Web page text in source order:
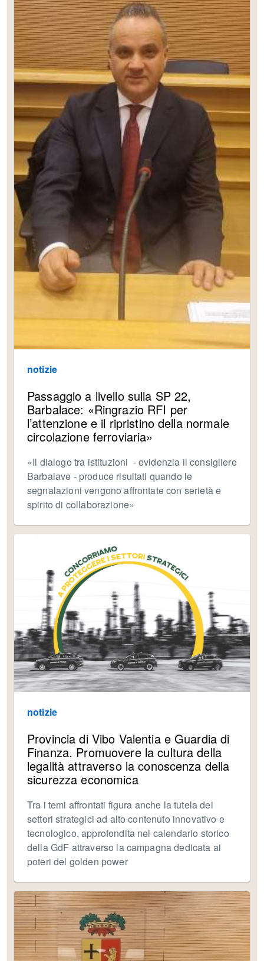
notizie
Passaggio a livello sulla SP 22,
Barbalace: «Ringrazio RFI per
l’attenzione e il ripristino della normale
circolazione ferroviaria»
«Il dialogo tra istituzioni - evidenzia il consigliere
Barbalave - produce risultati quando le
segnalazioni vengono affrontate con serietà e
spirito di collaborazione»
notizie
Provincia di Vibo Valentia e Guardia di
Finanza. Promuovere la cultura della
legalità attraverso la conoscenza della
sicurezza economica
Tra i temi affrontati figura anche la tutela dei
settori strategici ad alto contenuto innovativo e
tecnologico, approfondita nel calendario storico
della GdF attraverso la campagna dedicata ai
poteri del golden power